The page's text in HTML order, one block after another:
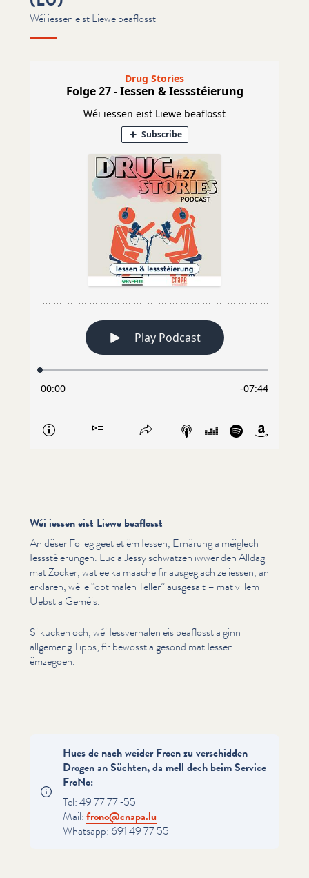
Wéi iessen eist Liewe beaflosst
Wéi iessen eist Liewe beaflosst
An dëser Folleg geet et ëm Iessen, Ernärung a méiglech
Iessstéierun­gen. Luc a Jessy schwätzen iwwer den Alldag
mat Zocker, wat ee ka maache fir ausgeglach ze iessen, an
erklären, wéi e“optimalen Teller” ausgesäit – mat villem
Uebst a Geméis.
Si kucken och, wéi Iessver­halen eis beaflosst a ginn
allgemeng Tipps, fir bewosst a gesond mat Iessen
ëmzegoen.
Hues de nach weider Froen zu verschidden
Drogen an Süchten, da mell dech beim Service
FroNo:
Tel: 49 77 77 ‑55
Mail:frono@​cnapa.​lu
Whatsapp: 691 49 77 55